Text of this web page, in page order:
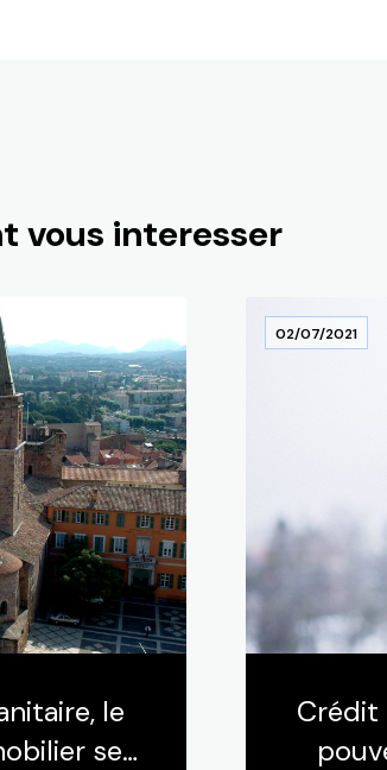
vous interesser
le
se
02/07/2021
Crédit